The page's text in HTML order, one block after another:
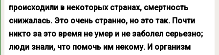
происходили в некоторых странах, смертность
снижалась. Это очень странно, но это так. Почти
никто за это время не умер и не заболел серьезно;
люди знали, что помочь им некому. И организм